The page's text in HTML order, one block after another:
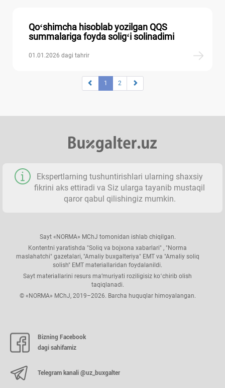
Qoʻshimcha hisoblab yozilgan QQS
summalariga foyda soligʻi solinadimi
01.01.2026 dagi tahrir
1 2
Ekspertlarning tushuntirishlari ularning shaхsiy
fikrini aks ettiradi va Siz ularga tayanib mustaqil
qaror qabul qilishingiz mumkin.
Sayt «NORMA» MChJ tomonidan ishlab chiqilgan.
Kontentni yaratishda "Soliq va bojхona хabarlari" , "Norma
maslahatchi" gazetalari, "Amaliy buхgalteriya" EMT va "Amaliy soliq
solish" EMT materiallaridan foydalanildi.
Sayt materiallarini resurs ma’muriyati roziligisiz koʻchirib olish
taqiqlanadi.
© «NORMA» MChJ, 2019–2026. Barcha huquqlar himoyalangan.
Bizning Facebook
dagi sahifamiz
Telegram kanali @uz_buxgalter